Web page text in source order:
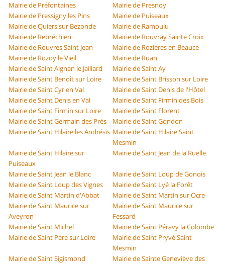
Mairie de Préfontaines
Mairie de Presnoy
Mairie de Pressigny les Pins
Mairie de Puiseaux
Mairie de Quiers sur Bezonde
Mairie de Ramoulu
Mairie de Rebréchien
Mairie de Rouvray Sainte Croix
Mairie de Rouvres Saint Jean
Mairie de Rozières en Beauce
Mairie de Rozoy le Vieil
Mairie de Ruan
Mairie de Saint Aignan le Jaillard
Mairie de Saint Ay
Mairie de Saint Benoît sur Loire
Mairie de Saint Brisson sur Loire
Mairie de Saint Cyr en Val
Mairie de Saint Denis de l'Hôtel
Mairie de Saint Denis en Val
Mairie de Saint Firmin des Bois
Mairie de Saint Firmin sur Loire
Mairie de Saint Florent
Mairie de Saint Germain des Prés
Mairie de Saint Gondon
Mairie de Saint Hilaire les Andrésis Mairie de Saint Hilaire Saint
Mesmin
Mairie de Saint Hilaire sur
Puiseaux
Mairie de Saint Jean de la Ruelle
Mairie de Saint Jean le Blanc
Mairie de Saint Loup de Gonois
Mairie de Saint Loup des Vignes
Mairie de Saint Lyé la Forêt
Mairie de Saint Martin d'Abbat
Mairie de Saint Martin sur Ocre
Mairie de Saint Maurice sur
Aveyron
Mairie de Saint Maurice sur
Fessard
Mairie de Saint Michel
Mairie de Saint Péravy la Colombe
Mairie de Saint Père sur Loire
Mairie de Saint Pryvé Saint
Mesmin
Mairie de Saint Sigismond
Mairie de Sainte Geneviève des